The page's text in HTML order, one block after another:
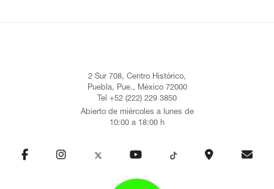
2 Sur 708, Centro Histórico,
Puebla, Pue., México 72000
Tel +52 (222) 229 3850
Abierto de miércoles a lunes de
10:00 a 18:00 h